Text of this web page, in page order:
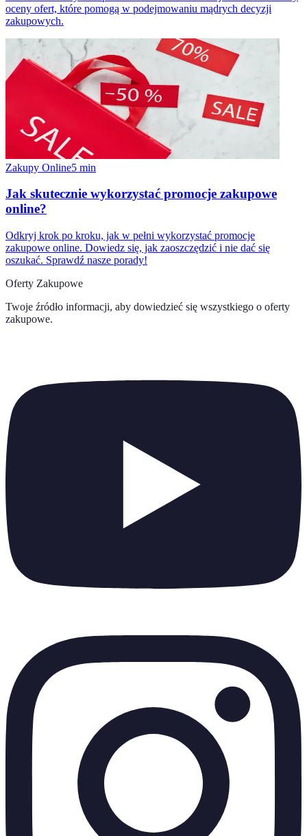
oceny ofert, które pomogą w podejmowaniu mądrych decyzji
zakupowych.
Zakupy Online5 min
Jak skutecznie wykorzystać promocje zakupowe
online?
Odkryj krok po kroku, jak w pełni wykorzystać promocje
zakupowe online. Dowiedz się, jak zaoszczędzić i nie dać się
oszukać. Sprawdź nasze porady!
Oferty Zakupowe
Twoje źródło informacji, aby dowiedzieć się wszystkiego o oferty
zakupowe.